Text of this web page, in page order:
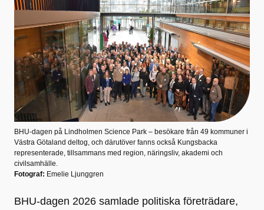
BHU-dagen på Lindholmen Science Park – besökare från 49 kommuner i
Västra Götaland deltog, och därutöver fanns också Kungsbacka
representerade, tillsammans med region, näringsliv, akademi och
civilsamhälle.
Fotograf: Emelie Ljunggren
BHU-dagen 2026 samlade politiska företrädare,